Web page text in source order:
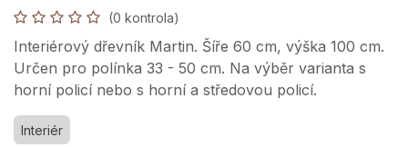
(0 kontrola)
Interiérový dřevník Martin. Šíře 60 cm, výška 100 cm.
Určen pro polínka 33 - 50 cm. Na výběr varianta s
horní policí nebo s horní a středovou policí.
Interiér